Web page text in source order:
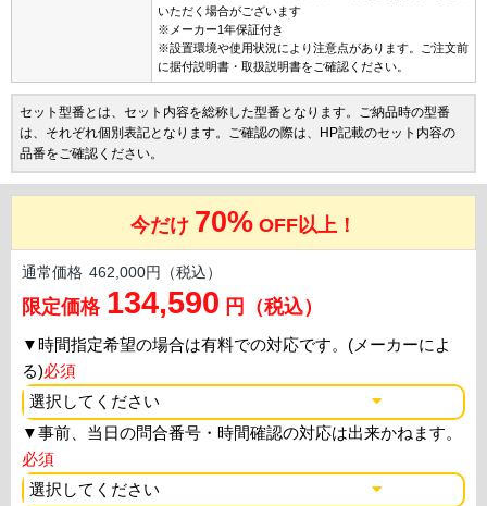
いただく場合がございます
※メーカー1年保証付き
※設置環境や使用状況により注意点があります。ご注文前
に据付説明書・取扱説明書をご確認ください。
セット型番とは、セット内容を総称した型番となります。ご納品時の型番
は、それぞれ個別表記となります。ご確認の際は、HP記載のセット内容の
品番をご確認ください。
今だけ 70% OFF以上！
通常価格 462,000円（税込）
限定価格 134,590 円（税込）
▼時間指定希望の場合は有料での対応です。(メーカーによ
る)必須
▼事前、当日の問合番号・時間確認の対応は出来かねます。
必須